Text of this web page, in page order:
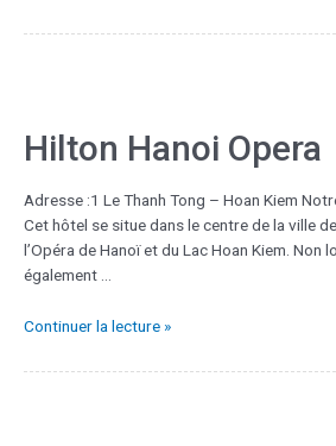
Hilton Hanoi Opera
Adresse :1 Le Thanh Tong – Hoan Kiem
Cet hôtel se situe dans le centre de la ville
l’Opéra de Hanoï et du Lac Hoan Kiem. Non
également …
Continuer la lecture »